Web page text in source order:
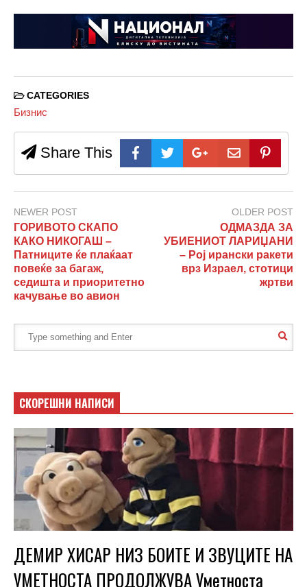
CATEGORIES
Бизнис
Share This
NEWER POST
ГОРИВОТО СКАПО
КАКО НИКОГАШ –
Патниците ќе плаќаат
повеќе за багаж,
седишта и приоритетно
качување во авион
OLDER POST
ОДМАЗДА ЗА
УБИЕНИОТ ЛАРИЏАНИ
– Рој ирански ракети
врз Израел, стотици
жртви
СКОРЕШНИ НАПИСИ
ДЕМИР ХИСАР НИЗ БОИТЕ И ЗВУЦИТЕ НА
УМЕТНОСТА ПРОДОЛЖУВА Уметноста